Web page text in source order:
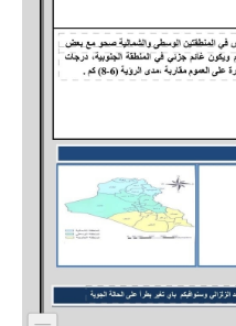
ملازم دراسية
المرحلة الابتدائية
المرحلة المتوسطة
المرحلة الاعدادية
دروس
المرحلة الابتدائية